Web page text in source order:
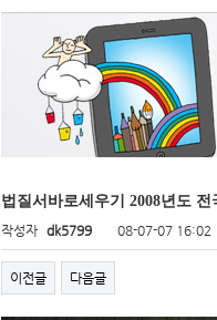
법질서바로세우기 2008년도
작성자 dk5799 08-07-07 16:02
이전글 다음글